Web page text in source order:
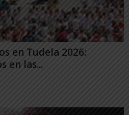
en Tudela 2026:
en las...